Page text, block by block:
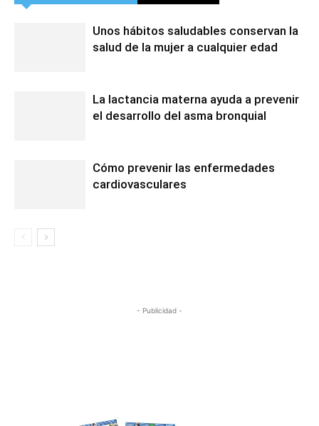
Unos hábitos saludables conservan la
salud de la mujer a cualquier edad
La lactancia materna ayuda a prevenir
el desarrollo del asma bronquial
Cómo prevenir las enfermedades
cardiovasculares
- Publicidad -